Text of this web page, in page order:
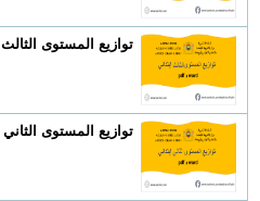
توازيع المستوى الثالث 3 إبتدائي 2025-2026 word
توازيع المستوى الثاني 2 إبتدائي 2025-2026 word